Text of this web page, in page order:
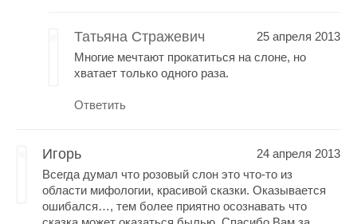
Татьяна Стражевич
25 апреля 2013
Многие мечтают прокатиться на слоне, но
хватает только одного раза.
Ответить
Игорь
24 апреля 2013
Всегда думал что розовый слон это что-то из
области мифологии, красивой сказки. Оказывается
ошибался…, тем более приятно осознавать что